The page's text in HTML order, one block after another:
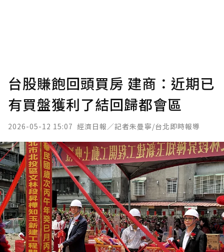
台股賺飽回頭買房 建商：近期已
有買盤獲利了結回歸都會區
2026-05-12 15:07 經濟日報／記者朱曼寧/台北即時報導